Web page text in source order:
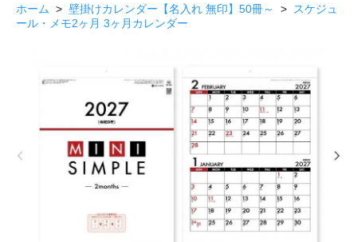
ホーム > 壁掛けカレンダー【名入れ 無印】50冊～ >
スケジュ
ール・メモ2ヶ月 3ヶ月カレンダー